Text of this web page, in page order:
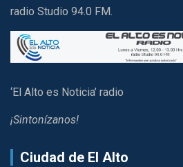
radio Studio 94.0 FM.
‘El Alto es Noticia’ radio
¡Sintonízanos!
Ciudad de El Alto